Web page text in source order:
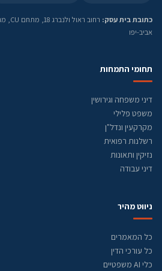
כתובת בית עסק:
אביב-יפו
תחומי התמחות
דיני משפחה וגירושין
משפט פלילי
מקרקעין ונדל"ן
רשלנות רפואית
נזיקין ותאונות
דיני עבודה
ניווט מהיר
כל המאמרים
כל עורכי הדין
כלי AI משפטיים